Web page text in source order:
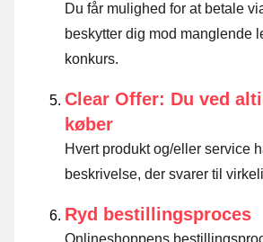
Du får mulighed for at betale
beskytter dig mod manglende
konkurs.
Clear Offer: Du ved
køber
Hvert produkt og/eller service
beskrivelse, der svarer til
Ryd bestillingsproces